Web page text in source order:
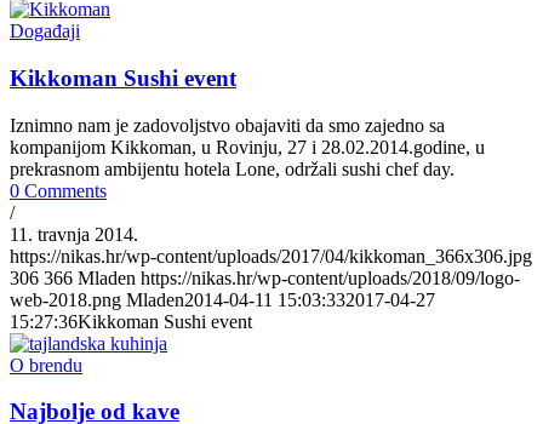
Događaji
Kikkoman Sushi event
Iznimno nam je zadovoljstvo obajaviti da smo zajedno sa
kompanijom Kikkoman, u Rovinju, 27 i 28.02.2014.godine, u
prekrasnom ambijentu hotela Lone, održali sushi chef day.
0 Comments
/
11. travnja 2014.
https://nikas.hr/wp-content/uploads/2017/04/kikkoman_366x306.jpg
306 366 Mladen https://nikas.hr/wp-content/uploads/2018/09/logo-
web-2018.png Mladen2014-04-11 15:03:332017-04-27
15:27:36Kikkoman Sushi event
O brendu
Najbolje od kave